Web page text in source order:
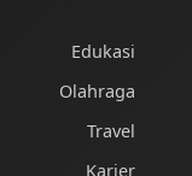
Edukasi
Olahraga
Travel
Karier